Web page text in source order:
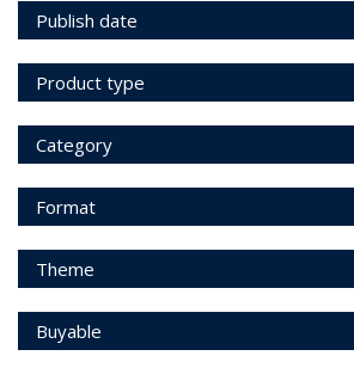
Publish date
Product type
Category
Format
Theme
Buyable